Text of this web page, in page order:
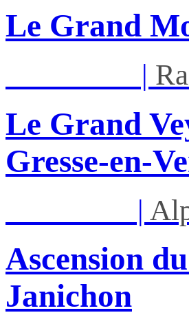
Le Grand
|
Le Grand
Gresse-en-
|
Ascension
Janichon